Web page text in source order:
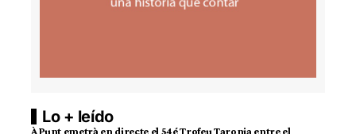
Lo + leído
À Punt emetrà en directe el 54é Trofeu Taronja entre el